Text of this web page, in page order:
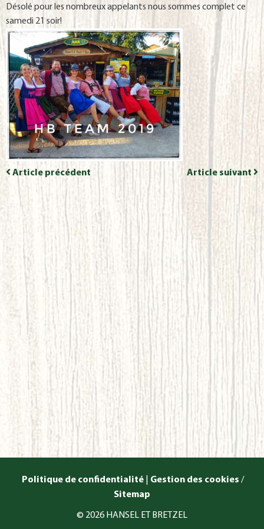
Désolé pour les nombreux appelants nous sommes complet ce
samedi 21 soir!
Article précédent Article suivant
Politique de confidentialité Gestion des cookies /
Sitemap
© 2026 HANSEL ET BRETZEL